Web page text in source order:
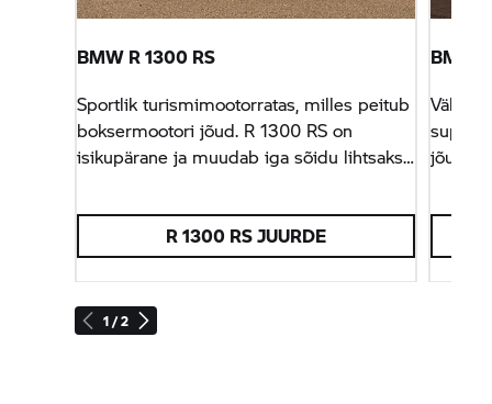
1 / 2
BMW R 1300 RS
Sportlik turismimootorratas, milles peitub
boksermootori jõud. R 1300 RS on
isikupärane ja muudab iga sõidu lihtsaks
võimsuse valla päästa.
R 1300 RS JUURDE
BMW
Väljast
jõudu